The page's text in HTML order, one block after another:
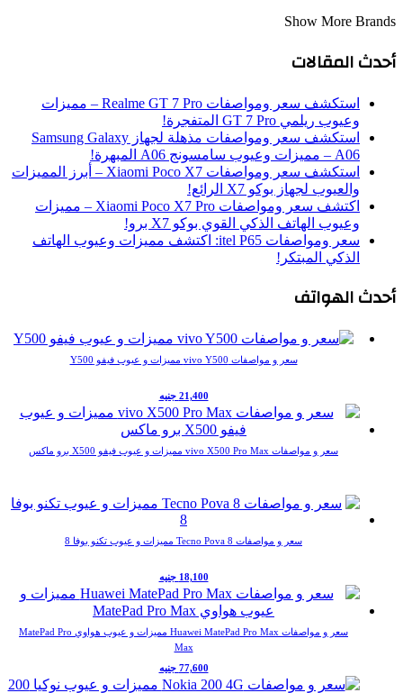
Show More Brands
أحدث المقالات
استكشف سعر ومواصفات Realme GT 7 Pro – مميزات
وعيوب ريلمي GT 7 Pro المتفجرة!
استكشف سعر ومواصفات مذهلة لجهاز Samsung Galaxy
A06 – مميزات وعيوب سامسونج A06 المبهرة!
استكشف سعر ومواصفات Xiaomi Poco X7 – أبرز المميزات
والعيوب لجهاز بوكو X7 الرائع!
اكتشف سعر ومواصفات Xiaomi Poco X7 Pro – مميزات
وعيوب الهاتف الذكي القوي بوكو X7 برو!
سعر ومواصفات itel P65: اكتشف مميزات وعيوب الهاتف
الذكي المبتكر!
أحدث الهواتف
سعر و مواصفات vivo Y500 مميزات و عيوب فيفو Y500
21,400 جنيه
سعر و مواصفات vivo X500 Pro Max مميزات و عيوب فيفو X500 برو ماكس
سعر و مواصفات Tecno Pova 8 مميزات و عيوب تكنو بوفا 8
18,100 جنيه
سعر و مواصفات Huawei MatePad Pro Max مميزات و عيوب هواوي MatePad Pro
Max
77,600 جنيه